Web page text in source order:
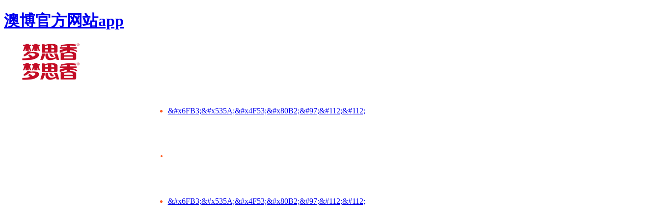
澳博官方网站app
&#x6FB3;&#x535A;&#x4F53;&#x80B2;&#97;&#112;&#112;
&#x6FB3;&#x535A;&#x4F53;&#x80B2;&#97;&#112;&#112;